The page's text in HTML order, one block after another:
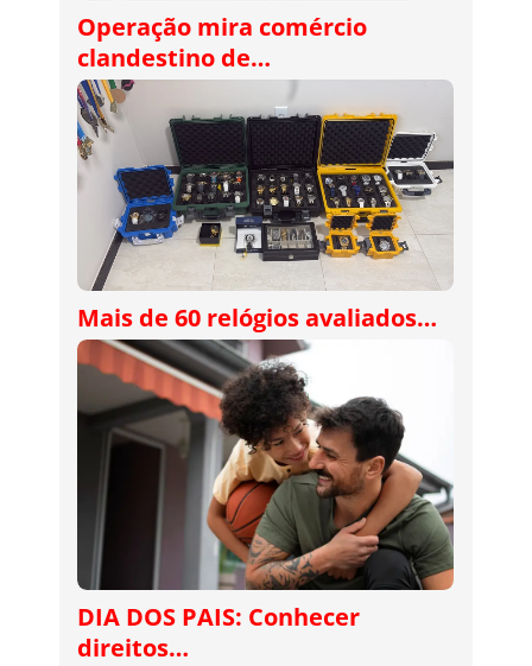
Operação mira comércio
clandestino de…
Mais de 60 relógios avaliados…
DIA DOS PAIS: Conhecer
direitos…